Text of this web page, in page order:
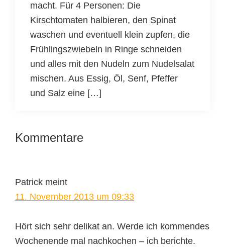
macht. Für 4 Personen: Die
Kirschtomaten halbieren, den Spinat
waschen und eventuell klein zupfen, die
Frühlingszwiebeln in Ringe schneiden
und alles mit den Nudeln zum Nudelsalat
mischen. Aus Essig, Öl, Senf, Pfeffer
und Salz eine […]
Leser-
Kommentare
Patrick meint
11. November 2013 um 09:33
Hört sich sehr delikat an. Werde ich kommendes
Wochenende mal nachkochen – ich berichte.